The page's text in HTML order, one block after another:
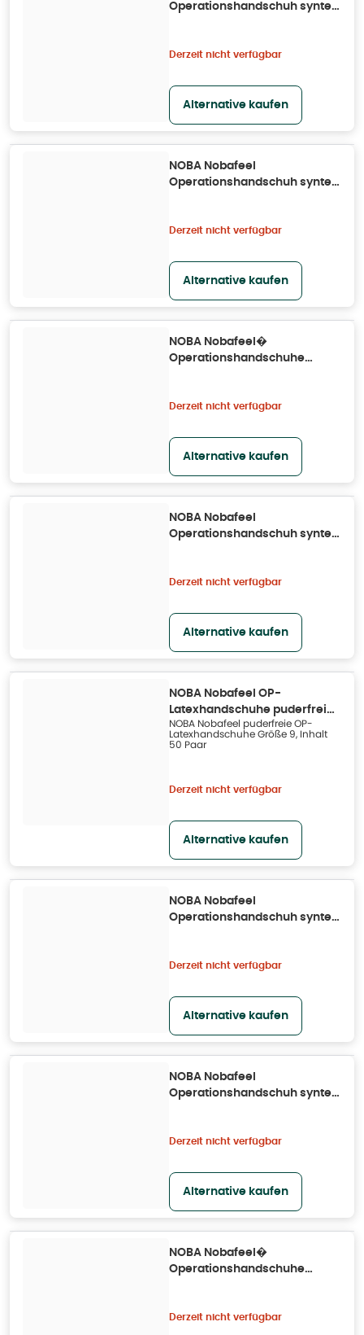
Operationshandschuh syntex
Derzeit nicht verfügbar
Alternative kaufen
NOBA Nobafeel
Operationshandschuh syntex
Derzeit nicht verfügbar
Alternative kaufen
NOBA Nobafeel�
Operationshandschuhe
Derzeit nicht verfügbar
Alternative kaufen
NOBA Nobafeel
Operationshandschuh syntex
Derzeit nicht verfügbar
Alternative kaufen
NOBA Nobafeel OP-
Latexhandschuhe puderfrei
Größe 9 50X 50X2 St
NOBA Nobafeel puderfreie OP-
Latexhandschuhe Größe 9, Inhalt
50 Paar
Derzeit nicht verfügbar
Alternative kaufen
NOBA Nobafeel
Operationshandschuh syntex
Derzeit nicht verfügbar
Alternative kaufen
NOBA Nobafeel
Operationshandschuh syntex
Derzeit nicht verfügbar
Alternative kaufen
NOBA Nobafeel�
Operationshandschuhe
Derzeit nicht verfügbar